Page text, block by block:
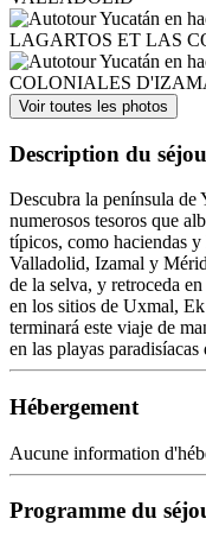
Voir toutes les photos
Description du
Descubra la península de
numerosos tesoros que
típicos, como haciendas
Valladolid, Izamal y
de la selva, y retroceda
en los sitios de Uxmal,
terminará este viaje de
en las playas
Hébergement
Aucune information
Programme du